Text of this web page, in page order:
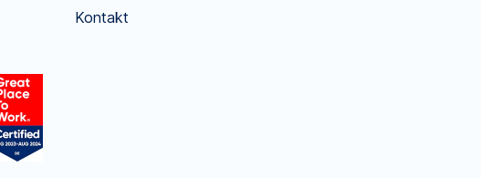
Kontakt